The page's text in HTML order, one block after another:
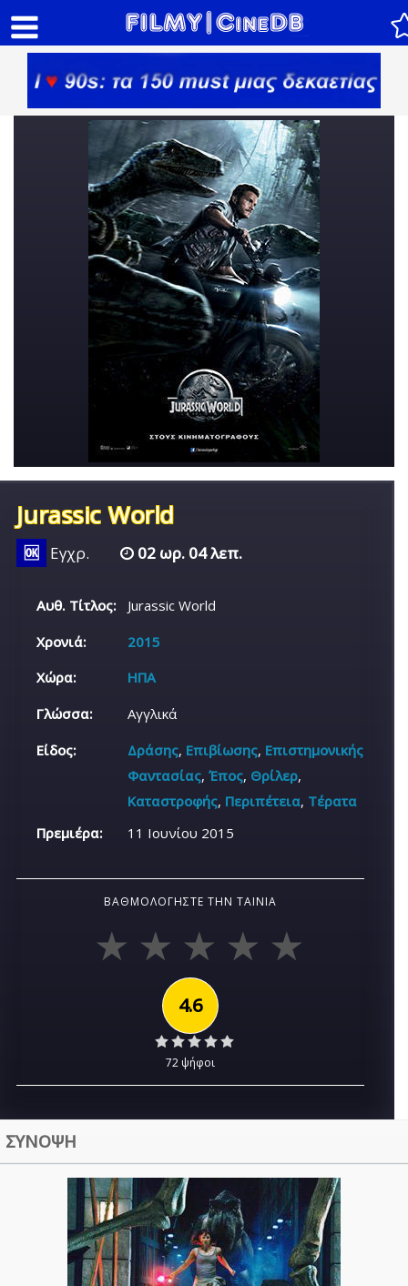
Jurassic World
🆗 Εγχρ. 02 ωρ. 04 λεπ.
Αυθ. Τίτλος:
Jurassic World
Χρονιά:
2015
Χώρα:
ΗΠΑ
Γλώσσα:
Αγγλικά
Είδος:
Δράσης, Επιβίωσης, Επιστημονικής
Φαντασίας,Έπος, Θρίλερ,
Καταστροφής, Περιπέτεια, Τέρατα
Πρεμιέρα:
11 Ιουνίου 2015
ΒΑΘΜΟΛΟΓΉΣΤΕ ΤΗΝ ΤΑΙΝΊΑ
4.6
72 ψήφοι
ΣΥΝΟΨΗ